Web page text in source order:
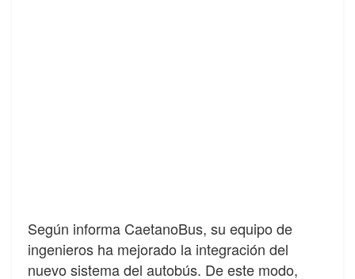
Según informa CaetanoBus, su equipo de
ingenieros ha mejorado la integración del
nuevo sistema del autobús. De este modo,